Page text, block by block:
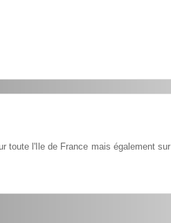
toute l'Ile de France mais également sur